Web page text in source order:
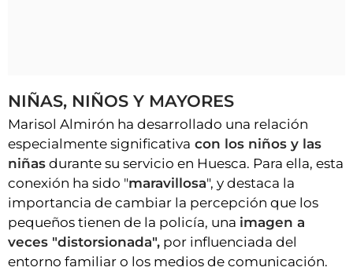
NIÑAS, NIÑOS Y MAYORES
Marisol Almirón ha desarrollado una relación
especialmente significativa con los niños y las
niñas durante su servicio en Huesca. Para ella, esta
conexión ha sido "maravillosa", y destaca la
importancia de cambiar la percepción que los
pequeños tienen de la policía, una imagen a
veces "distorsionada", por influenciada del
entorno familiar o los medios de comunicación.